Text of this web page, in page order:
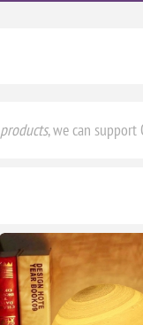
, we can support